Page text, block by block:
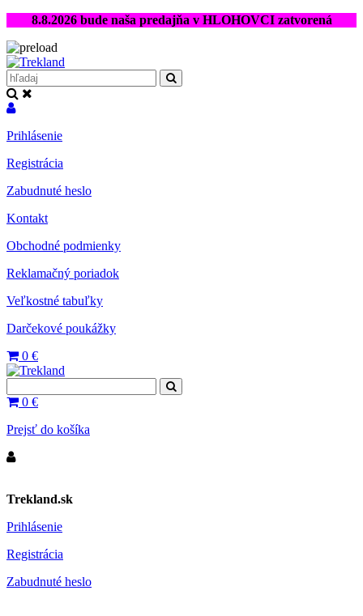
8.8.2026 bude naša predajňa v HLOHOVCI zatvorená
Prihlásenie
Registrácia
Zabudnuté heslo
Kontakt
Obchodné podmienky
Reklamačný poriadok
Veľkostné tabuľky
Darčekové poukážky
0 €
0 €
Prejsť do košíka
Trekland.sk
Prihlásenie
Registrácia
Zabudnuté heslo